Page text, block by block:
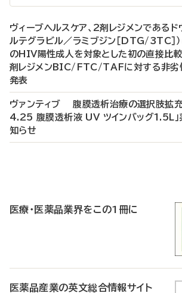
ヴィーブヘルスケア、2剤レジメンであるド
ルテグラビル／ラミブジン［DTG/3TC］
のHIV陽性成人を対象とした初の直接比
剤レジメンBIC/FTC/TAFに対する非劣
発表
ヴァンティブ 腹膜透析治療の選択肢拡
4.25 腹膜透析液 UV ツインバッグ1.5L」
知らせ
医療・医薬品業界をこの1冊に
医薬品産業の英文総合情報サイト